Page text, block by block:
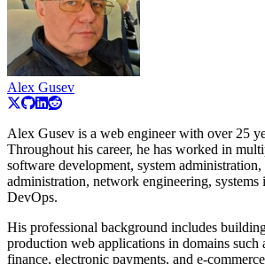
Alex Gusev
Alex Gusev is a web engineer with over 25
Throughout his career, he has worked in
software development, system administration,
administration, network engineering, systems
DevOps.
His professional background includes
production web applications in domains such
finance, electronic payments, and e-